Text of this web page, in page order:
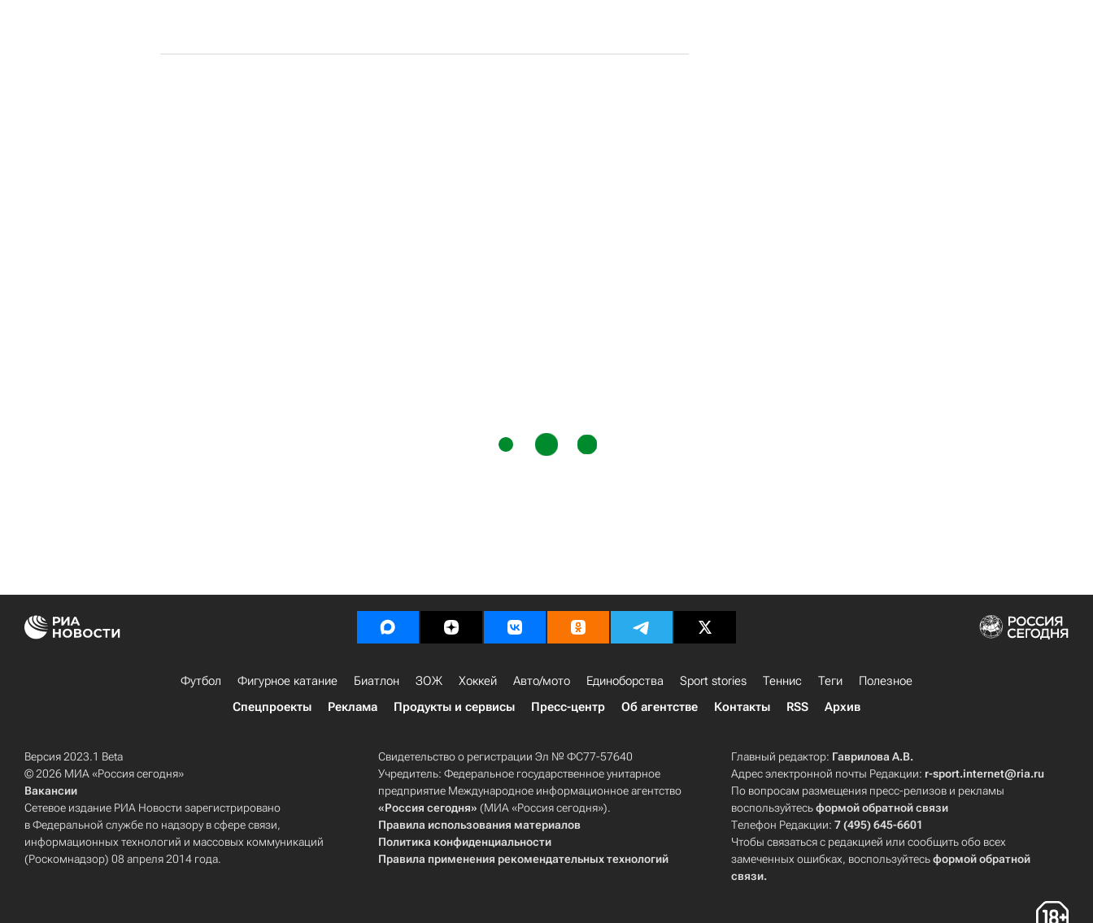
Футбол Фигурное катание Биатлон ЗОЖ Хоккей Авто/мото Единоборства Sport stories Теннис Теги
Полезное
Спецпроекты
Реклама Продукты и сервисы Пресс-центр Об агентстве Контакты RSS Архив
Версия 2023.1 Beta
© 2026 МИА «Россия сегодня»
Вакансии
Сетевое издание РИА Новости зарегистрировано
в Федеральной службе по надзору в сфере связи,
информационных технологий и массовых коммуникаций
(Роскомнадзор) 08 апреля 2014 года.
Свидетельство о регистрации Эл № ФС77-57640
Учредитель: Федеральное государственное унитарное
предприятие Международное информационное агентство
«Россия сегодня» (МИА «Россия сегодня»).
Правила использования материалов
Политика конфиденциальности
Правила применения рекомендательных технологий
Главный редактор: Гаврилова А.В.
Адрес электронной почты Редакции: r-sport.internet@ria.ru
По вопросам размещения пресс-релизов и рекламы
воспользуйтесьформой обратной связи
Телефон Редакции:7 (495) 645-6601
Чтобы связаться с редакцией или сообщить обо всех
замеченных ошибках, воспользуйтесьформой обратной
связи.